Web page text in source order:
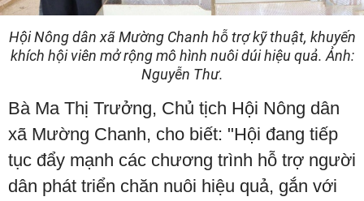
Hội Nông dân xã Mường Chanh hỗ trợ kỹ thuật, khuyến
khích hội viên mở rộng mô hình nuôi dúi hiệu quả. Ảnh:
Nguyễn Thư.
Bà Ma Thị Trưởng, Chủ tịch Hội Nông dân
xã Mường Chanh, cho biết: "Hội đang tiếp
tục đẩy mạnh các chương trình hỗ trợ người
dân phát triển chăn nuôi hiệu quả, gắn với